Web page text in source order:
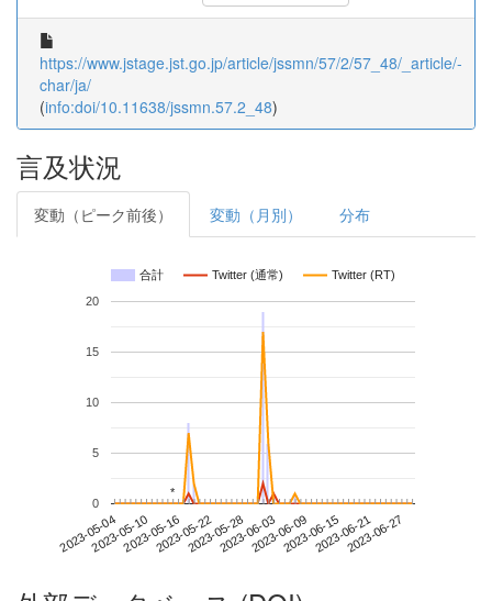
https://www.jstage.jst.go.jp/article/jssmn/57/2/57_48/_article/-
char/ja/
(info:doi/10.11638/jssmn.57.2_48)
言及状況
変動（ピーク前後） 変動（月別） 分布
合計 Twitter (通常) Twitter (RT)
2023-05-042023-05-102023-05-162023-05-222023-05-282023-06-032023-06-092023-06-152023-06-212023-06-27
0
5
10
15
20
**